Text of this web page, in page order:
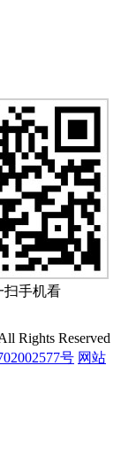
扫手机看
Rights Reserved
号 网站